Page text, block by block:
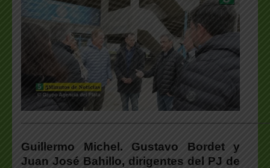
Guillermo Michel. Gustavo Bordet y
Juan José Bahillo, dirigentes del PJ de